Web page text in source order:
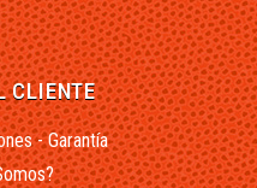
CLIENTE
- Garantía